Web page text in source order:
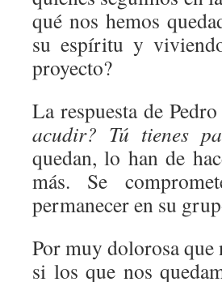
qué nos hemos
su espíritu y
proyecto?
La respuesta de
acudir? Tú tienes
quedan, lo han de
más. Se
permanecer en su
Por muy dolorosa que
si los que nos